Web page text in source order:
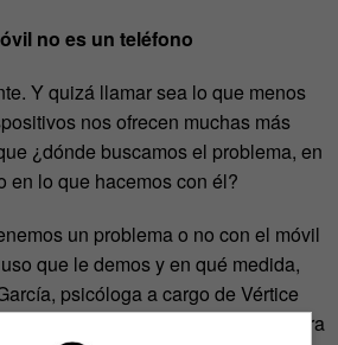
no es un teléfono
Y quizá llamar sea lo que menos
nos ofrecen muchas más
¿dónde buscamos el problema, en
en lo que hacemos con él?
un problema o no con el móvil
que le demos y en qué medida,
psicóloga a cargo de Vértice
clínicas que ofrecen tratamiento para